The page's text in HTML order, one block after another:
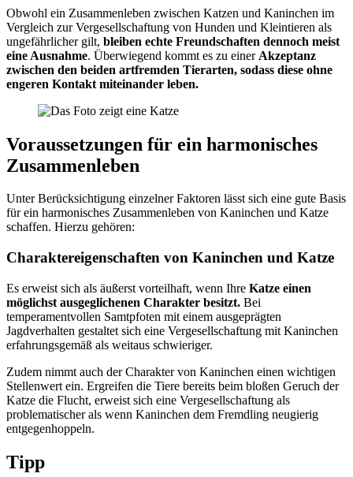
Obwohl ein Zusammenleben zwischen Katzen und Kaninchen im
Vergleich zur Vergesellschaftung von Hunden und Kleintieren als
ungefährlicher gilt, bleiben echte Freundschaften dennoch meist
eine Ausnahme. Überwiegend kommt es zu einer Akzeptanz
zwischen den beiden artfremden Tierarten, sodass diese ohne
engeren Kontakt miteinander leben.
Voraussetzungen für ein harmonisches
Zusammenleben
Unter Berücksichtigung einzelner Faktoren lässt sich eine gute Basis
für ein harmonisches Zusammenleben von Kaninchen und Katze
schaffen. Hierzu gehören:
Charaktereigenschaften von Kaninchen und Katze
Es erweist sich als äußerst vorteilhaft, wenn Ihre Katze einen
möglichst ausgeglichenen Charakter besitzt. Bei
temperamentvollen Samtpfoten mit einem ausgeprägten
Jagdverhalten gestaltet sich eine Vergesellschaftung mit Kaninchen
erfahrungsgemäß als weitaus schwieriger.
Zudem nimmt auch der Charakter von Kaninchen einen wichtigen
Stellenwert ein. Ergreifen die Tiere bereits beim bloßen Geruch der
Katze die Flucht, erweist sich eine Vergesellschaftung als
problematischer als wenn Kaninchen dem Fremdling neugierig
entgegenhoppeln.
Tipp